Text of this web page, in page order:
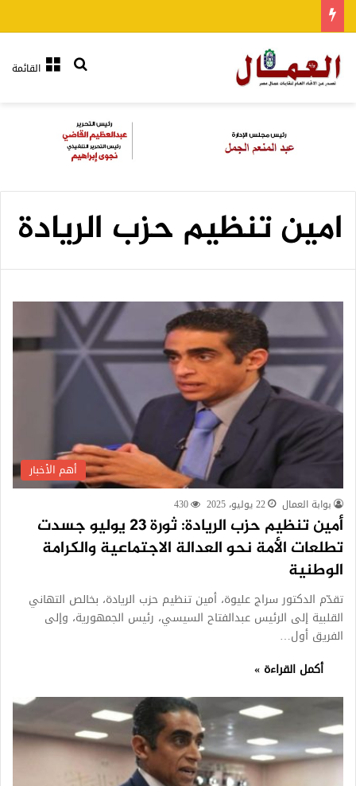
القائمةبحث عن
امين تنظيم حزب الريادة
أهم الأخبار
بوابة العمال 22 يوليو، 2025 430
أمين تنظيم حزب الريادة: ثورة 23 يوليو جسدت
تطلعات الأمة نحو العدالة الاجتماعية والكرامة
الوطنية
تقدّم الدكتور سراج عليوة، أمين تنظيم حزب الريادة، بخالص التهاني
القلبية إلى الرئيس عبدالفتاح السيسي، رئيس الجمهورية، وإلى
الفريق أول…
أكمل القراءة »